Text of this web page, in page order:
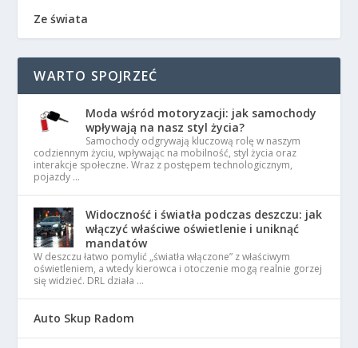
Ze świata
WARTO SPOJRZEĆ
Moda wśród motoryzacji: jak samochody
wpływają na nasz styl życia?
Samochody odgrywają kluczową rolę w naszym
codziennym życiu, wpływając na mobilność, styl życia oraz
interakcje społeczne. Wraz z postępem technologicznym,
pojazdy …
Widoczność i światła podczas deszczu: jak
włączyć właściwe oświetlenie i uniknąć
mandatów
W deszczu łatwo pomylić „światła włączone” z właściwym
oświetleniem, a wtedy kierowca i otoczenie mogą realnie gorzej
się widzieć. DRL działa …
Auto Skup Radom